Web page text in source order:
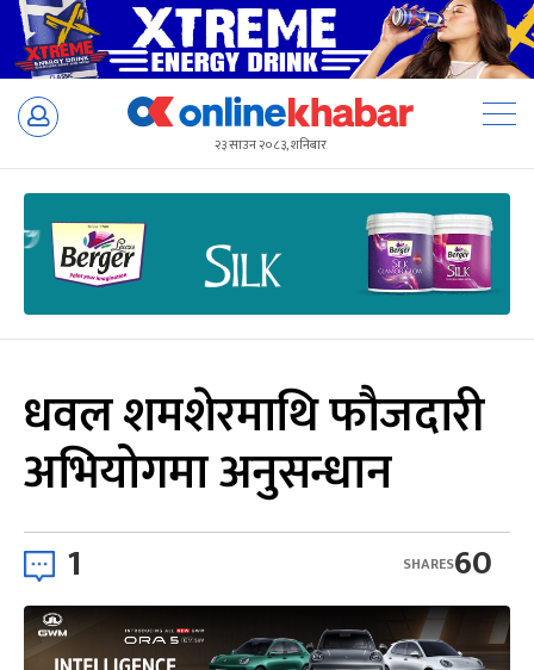
Skip
२३ साउन २०८३, शनिबार
धवल शमशेरमाथि फौजदारी
अभियोगमा अनुसन्धान
1 60
SHARES